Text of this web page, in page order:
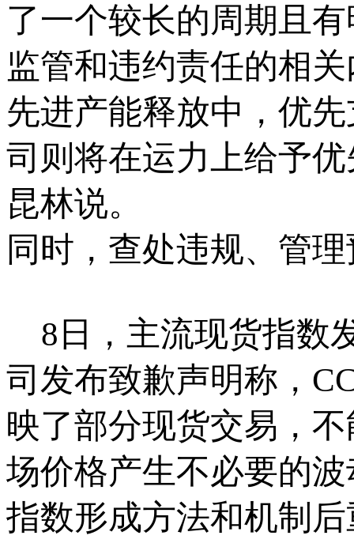
了一个较长的周期且
监管和违约责任的相
先进产能释放中，优
司则将在运力上给予
昆林说。
同时，查处违规、管
8日，主流现货指数
司发布致歉声明称，
映了部分现货交易，
场价格产生不必要的
指数形成方法和机制